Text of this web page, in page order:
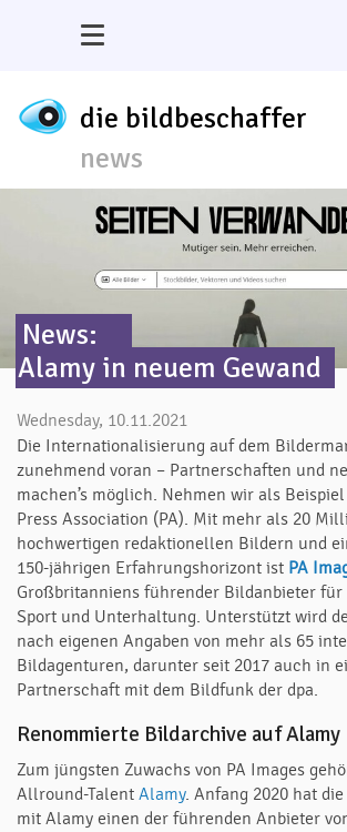
die bildbeschaffer
news
News:
Alamy in neuem Gewand
Wednesday, 10.11.2021
Die Internationalisierung auf dem
zunehmend voran – Partnerschaften und
machen’s möglich. Nehmen wir als
Press Association (PA). Mit mehr als 20
hochwertigen redaktionellen Bildern und
150-jährigen Erfahrungshorizont ist PA
Großbritanniens führender Bildanbieter
Sport und Unterhaltung. Unterstützt wird
nach eigenen Angaben von mehr als 65
Bildagenturen, darunter seit 2017 auch in
Partnerschaft mit dem Bildfunk der dpa.
Renommierte Bildarchive auf Alamy
Zum jüngsten Zuwachs von PA Images
Allround-Talent Alamy. Anfang 2020 hat
mit Alamy einen der führenden Anbieter